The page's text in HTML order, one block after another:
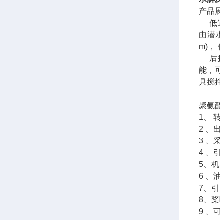
产品
低
由潜
m)，
后
能，
具搅
聚氨
1、
2 、
3 、
4 、
5、
6 、
7、
8、
9 、